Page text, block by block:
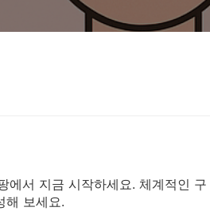
에서 지금 시작하세요. 체계적인 구
해 보세요.